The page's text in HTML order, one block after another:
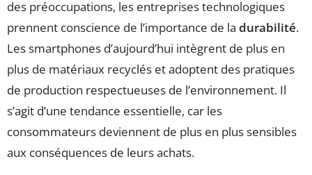
des préoccupations, les entreprises technologiques
prennent conscience de l’importance de la durabilité.
Les smartphones d’aujourd’hui intègrent de plus en
plus de matériaux recyclés et adoptent des pratiques
de production respectueuses de l’environnement. Il
s’agit d’une tendance essentielle, car les
consommateurs deviennent de plus en plus sensibles
aux conséquences de leurs achats.